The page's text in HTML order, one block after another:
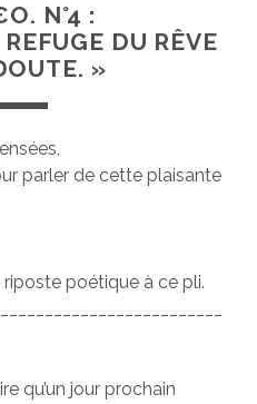
N°4 :
DU RÊVE
»
parler de cette plaisante
poétique à ce pli.
qu’un jour prochain